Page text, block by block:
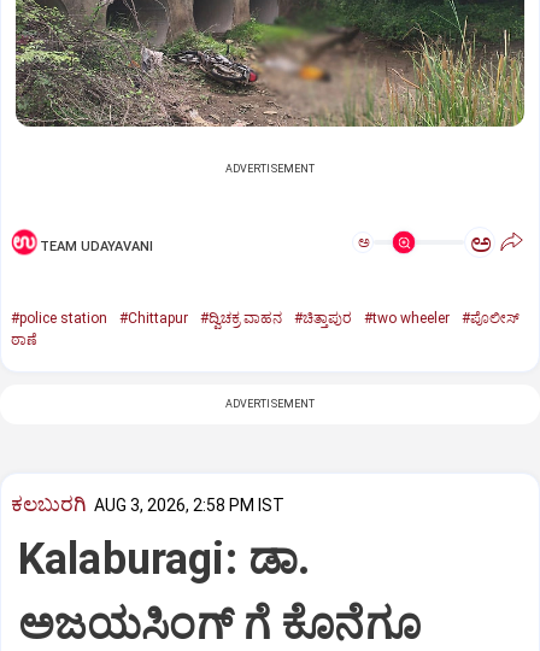
ADVERTISEMENT
TEAM UDAYAVANI ಅ ಅ
#police station #Chittapur #ದ್ವಿಚಕ್ರ ವಾಹನ #ಚಿತ್ತಾಪುರ #two wheeler
#ಪೊಲೀಸ್
ಠಾಣೆ
ADVERTISEMENT
ಕಲಬುರಗಿ AUG 3, 2026, 2:58 PM IST
Kalaburagi: ಡಾ.
ಅಜಯಸಿಂಗ್ ಗೆ ಕೊನೆಗೂ